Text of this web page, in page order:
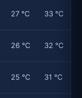
27 ℃ 33 ℃
26 ℃ 32 ℃
25 ℃ 31 ℃